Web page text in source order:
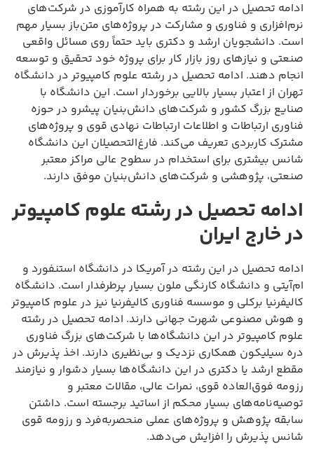
ادامه تحصیل در این رشته به همراه کارآموزی در شرکت‌های
نرم‌افزاری و فناوری و مشارکت در پروژه‌های متن‌باز بسیار مهم
است. دانشجویان ارشد و دکتری باید حتماً روی مسائل واقعی
صنعتی و نیازهای روز بازار کار برای پروژه خود تحقیق و توسعه
انجام دهند. ادامه تحصیل در رشته علوم کامپیوتر در دانشگاه
تهران از اعتبار بسیار بالایی برخوردار است. این دانشگاه با
صنایع بزرگ کشور و شرکت‌های دانش‌بنیان پیشرو در حوزه
فناوری ارتباطات و اطلاعات ارتباطات نهادی قوی و پروژه‌های
مشترک کاربردی تعریف می‌کند. فارغ‌التحصیلان این دانشگاه
شانس بیشتری برای استخدام در سطوح عالی مراکز معتبر
صنعتی، پژوهشی و شرکت‌های دانش‌بنیان موفق دارند.
ادامه تحصیل در رشته علوم کامپیوتر
در خارج ایران
ادامه تحصیل در این رشته در آمریکا در دانشگاه استنفورد و
ام‌آیتی و دانشگاه کارنگی ملون بسیار پرطرفدار است. دانشگاه
کالیفرنیا برکلی و موسسه فناوری کالیفرنیا نیز در علوم کامپیوتر
و هوش مصنوعی شهرت جهانی دارند. ادامه تحصیل در رشته
علوم کامپیوتر در این دانشگاه‌ها با شرکت‌های بزرگ فناوری
دره سیلیکون همکاری نزدیک و بی‌نظیری دارند. اخذ پذیرش در
مقطع ارشد یا دکتری در این دانشگاه‌ها بسیار دشوار و نیازمند
رزومه فوق‌العاده قوی، نمرات عالی، مقالات معتبر و
توصیه‌نامه‌های بسیار محکم از اساتید برجسته است. داشتن
سابقه پژوهش و پروژه‌های عملی منحصر‌به‌فرد و رزومه قوی
شانس پذیرش را افزایش می‌دهد.